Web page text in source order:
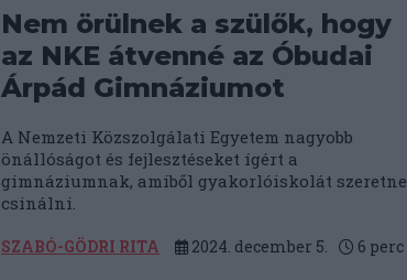
Nem örülnek a szülők, hogy
az NKE átvenné az Óbudai
Árpád Gimnáziumot
A Nemzeti Közszolgálati Egyetem nagyobb
önállóságot és fejlesztéseket ígért a
gimnáziumnak, amiből gyakorlóiskolát szeretne
csinálni.
SZABÓ-GÖDRI RITA 2024. december 5. 6 perc